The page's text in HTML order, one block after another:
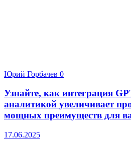
Юрий Горбачев 0
Узнайте, как интеграция
аналитикой увеличивает
мощных преимуществ для
17.06.2025